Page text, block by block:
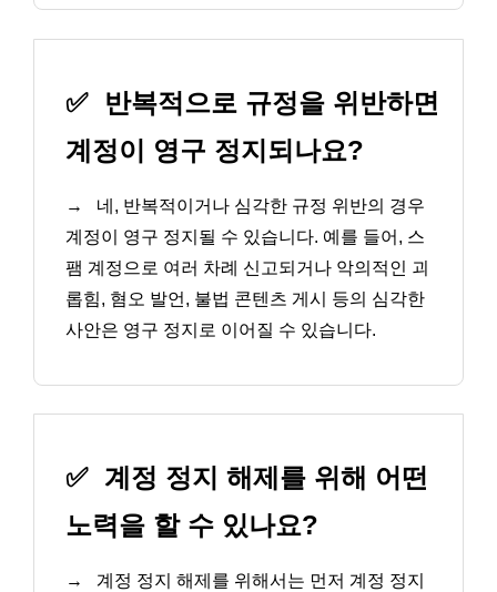
✅
반복적으로 규정을 위반하면
계정이 영구 정지되나요?
→
네, 반복적이거나 심각한 규정 위반의 경우
계정이 영구 정지될 수 있습니다. 예를 들어, 스
팸 계정으로 여러 차례 신고되거나 악의적인 괴
롭힘, 혐오 발언, 불법 콘텐츠 게시 등의 심각한
사안은 영구 정지로 이어질 수 있습니다.
✅ 계정 정지 해제를 위해 어떤
노력을 할 수 있나요?
→
계정 정지 해제를 위해서는 먼저 계정 정지